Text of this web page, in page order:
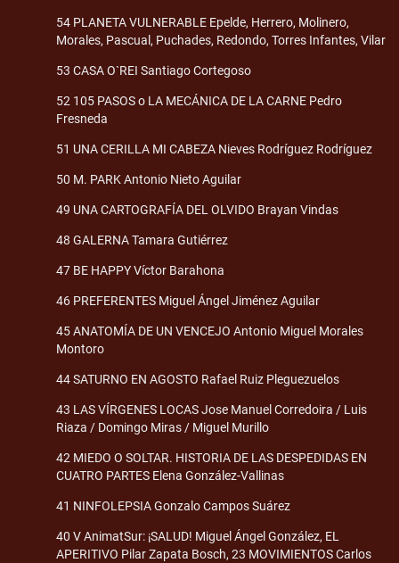
54 PLANETA VULNERABLE Epelde, Herrero, Molinero,
Morales, Pascual, Puchades, Redondo, Torres Infantes, Vilar
53 CASA O`REI Santiago Cortegoso
52 105 PASOS o LA MECÁNICA DE LA CARNE Pedro
Fresneda
51 UNA CERILLA MI CABEZA Nieves Rodríguez Rodríguez
50 M. PARK Antonio Nieto Aguilar
49 UNA CARTOGRAFÍA DEL OLVIDO Brayan Vindas
48 GALERNA Tamara Gutiérrez
47 BE HAPPY Víctor Barahona
46 PREFERENTES Miguel Ángel Jiménez Aguilar
45 ANATOMÍA DE UN VENCEJO Antonio Miguel Morales
Montoro
44 SATURNO EN AGOSTO Rafael Ruiz Pleguezuelos
43 LAS VÍRGENES LOCAS Jose Manuel Corredoira / Luis
Riaza / Domingo Miras / Miguel Murillo
42 MIEDO O SOLTAR. HISTORIA DE LAS DESPEDIDAS EN
CUATRO PARTES Elena González-Vallinas
41 NINFOLEPSIA Gonzalo Campos Suárez
40 V AnimatSur: ¡SALUD! Miguel Ángel González, EL
APERITIVO Pilar Zapata Bosch, 23 MOVIMIENTOS Carlos